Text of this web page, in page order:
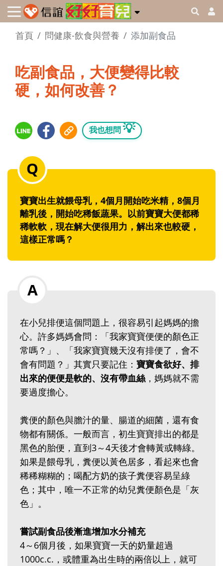
首頁 問健康-飲食與營養 添加副食品
吃副食品，大便變得比較
硬，如何改善？
我也想問 💡
寶寶出生就餵母乳，4個月開始吃米精，8個月
離乳後，開始吃稀飯蔬果。以前寶寶大便都稀
稀軟軟，現在解大便很用力，解出來也較硬，
這樣正常嗎？
在小兒排便這個問題上，很容易引起媽媽的擔
心。許多媽媽會問：「我家寶寶便便的顏色正
常嗎？」、「我家寶寶幾天沒有排便了，會不
會有問題？」其實只要記住： 寶寶食欲好、排
出來的便便是軟的、沒有帶血絲，媽媽就不需
要過度擔心。
糞便的顏色與膽汁的量、腸道的細菌，還有食
物都有關係。一般而言，初生寶寶排出的都是
黑色的胎便，直到3～4天後才會轉黃或轉綠。
如果是餵母乳，糞便以黃色居多，看起來也會
稀稀糊糊的；喝配方奶的孩子糞便容易呈綠
色；其中，唯一不正常的幼兒糞便顏色是「灰
色」。
嘗試副食品後漸進增加水分補充
4～6個月後，如果寶寶一天的奶量超過
1000c.c.，或體重為出生時的兩倍以上，就可